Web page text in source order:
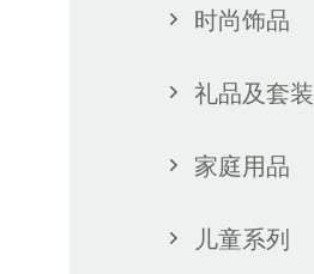
时尚饰品
礼品及套装
家庭用品
儿童系列